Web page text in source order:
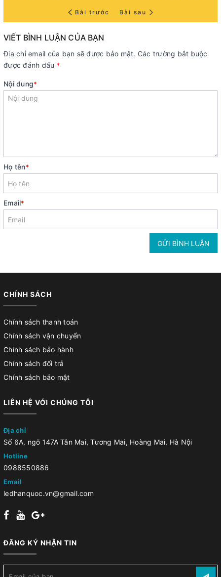
Bài trước Bài sau
VIẾT BÌNH LUẬN CỦA BẠN
Địa chỉ email của bạn sẽ được bảo mật. Các trường bắt buộc
được đánh dấu *
Nội dung*
Họ tên*
Email*
GỬI BÌNH LUẬN
CHÍNH SÁCH
Chính sách thanh toán
Chính sách vận chuyển
Chính sách bảo hành
Chính sách đổi trả
Chính sách bảo mật
LIÊN HỆ VỚI CHÚNG TÔI
Địa chỉ
Số 6A, ngõ 147A Tân Mai, Tương Mai, Hoàng Mai, Hà Nội
Hotline
0988550886
Email
ledhanquoc.vn@gmail.com
ĐĂNG KÝ NHẬN TIN